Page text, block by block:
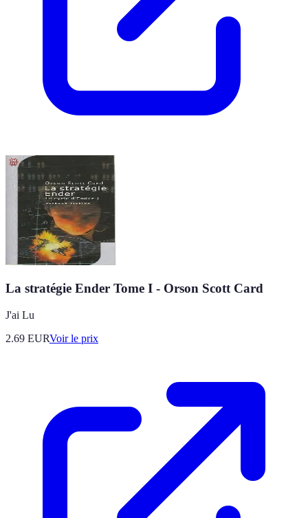
La stratégie Ender Tome I - Orson Scott Card
J'ai Lu
2.69 EURVoir le prix